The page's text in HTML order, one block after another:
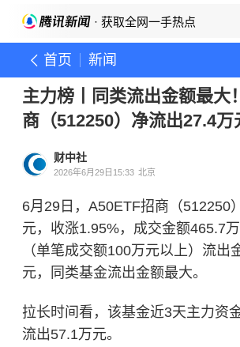
· 获取全网一手热点
首页 新闻
主力榜丨同类流出金额最大
商（512250）净流出27.4万
财中社
2026年6月29日15:33 北京
6月29日，A50ETF招商（512250
元，收涨1.95%，成交金额465.7
（单笔成交额100万元以上）流出
元，同类基金流出金额最大。
拉长时间看，该基金近3天主力资
流出57.1万元。